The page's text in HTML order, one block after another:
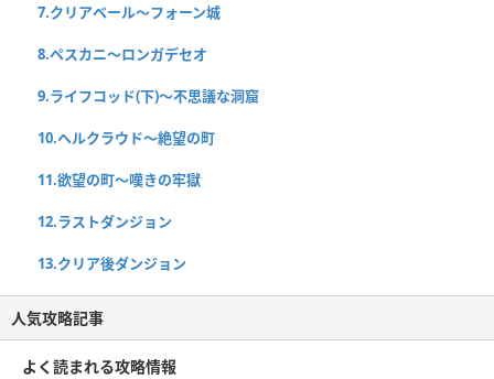
7.クリアベール〜フォーン城
8.ペスカニ〜ロンガデセオ
9.ライフコッド(下)〜不思議な洞窟
10.ヘルクラウド〜絶望の町
11.欲望の町〜嘆きの牢獄
12.ラストダンジョン
13.クリア後ダンジョン
人気攻略記事
よく読まれる攻略情報